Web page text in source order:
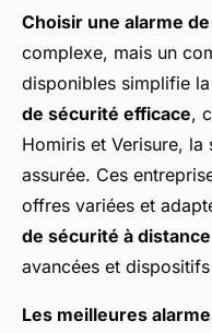
Choisir une alarme
complexe, mais un
disponibles simplifie
de sécurité efficace,
Homiris et Verisure,
assurée. Ces
offres variées et
de sécurité à distance
avancées et
Les meilleures